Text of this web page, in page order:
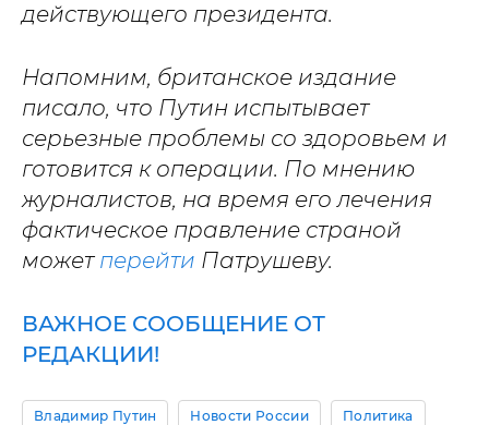
действующего президента.
Напомним, британское издание
писало, что Путин испытывает
серьезные проблемы со здоровьем и
готовится к операции. По мнению
журналистов, на время его лечения
фактическое правление страной
может перейти Патрушеву.
ВАЖНОЕ СООБЩЕНИЕ ОТ
РЕДАКЦИИ!
Владимир Путин Новости России Политика